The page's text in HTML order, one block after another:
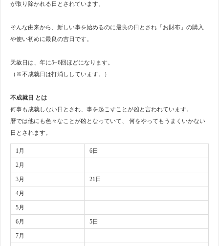
が取り除かれる日とされています。
そんな由来から、新しい事を始めるのに最良の日とされ「お財布」の購入
や使い初めに最良の吉日です。
天赦日は、年に5~6回ほどになります。
（※不成就日は打消ししています。）
不成就日 とは
何事も成就しない日とされ、事を起こすことが凶と言われています。
暦では他にも色々なことが凶となっていて、 何をやってもうまくいかない
日とされます。
1月 6日
2月
3月 21日
4月
5月
6月 5日
7月